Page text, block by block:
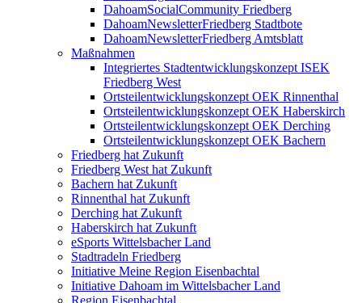
DahoamSocialCommunity Friedberg
DahoamNewsletterFriedberg Stadtbote
DahoamNewsletterFriedberg Amtsblatt
Maßnahmen
Integriertes Stadtentwicklungskonzept ISEK
Friedberg West
Ortsteilentwicklungskonzept OEK Rinnenthal
Ortsteilentwicklungskonzept OEK Haberskirch
Ortsteilentwicklungskonzept OEK Derching
Ortsteilentwicklungskonzept OEK Bachern
Friedberg hat Zukunft
Friedberg West hat Zukunft
Bachern hat Zukunft
Rinnenthal hat Zukunft
Derching hat Zukunft
Haberskirch hat Zukunft
eSports Wittelsbacher Land
Stadtradeln Friedberg
Initiative Meine Region Eisenbachtal
Initiative Dahoam im Wittelsbacher Land
Region Eisenbachtal